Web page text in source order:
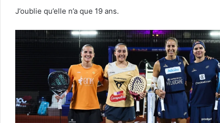
J’oublie qu’elle n’a que 19 ans.